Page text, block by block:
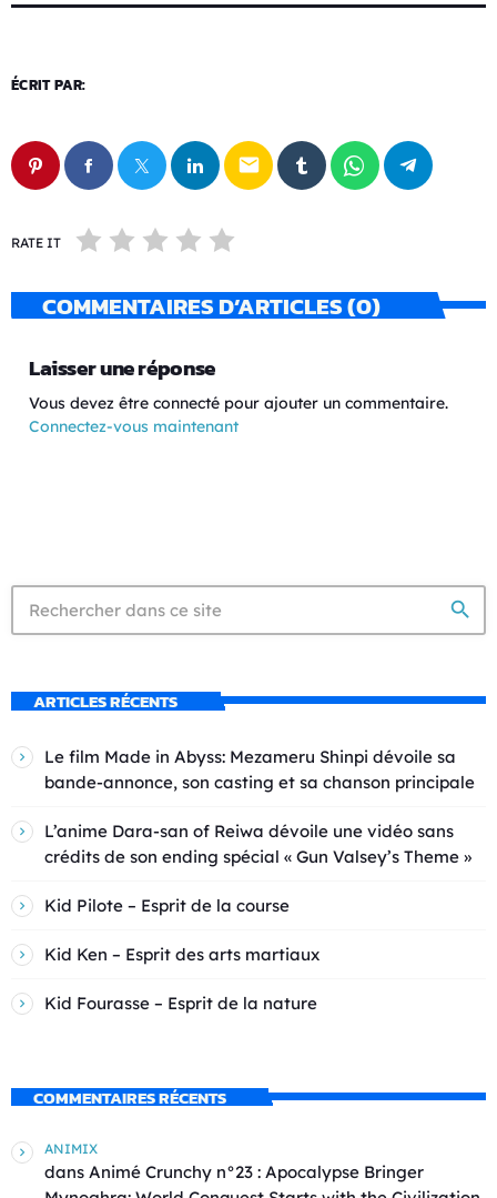
ÉCRIT PAR:
email
RATE IT
COMMENTAIRES D’ARTICLES (0)
Laisser une réponse
Vous devez être connecté pour ajouter un commentaire.
Connectez-vous maintenant
search
ARTICLES RÉCENTS
Le film Made in Abyss: Mezameru Shinpi dévoile sa
bande-annonce, son casting et sa chanson principale
L’anime Dara-san of Reiwa dévoile une vidéo sans
crédits de son ending spécial « Gun Valsey’s Theme »
Kid Pilote – Esprit de la course
Kid Ken – Esprit des arts martiaux
Kid Fourasse – Esprit de la nature
COMMENTAIRES RÉCENTS
ANIMIX
dans Animé Crunchy n°23 : Apocalypse Bringer